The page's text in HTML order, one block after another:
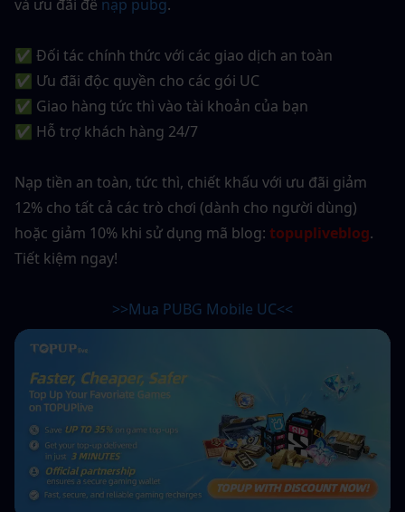
và ưu đãi để nạp pubg.
✅ Đối tác chính thức với các giao dịch an toàn
✅ Ưu đãi độc quyền cho các gói UC
✅ Giao hàng tức thì vào tài khoản của bạn
✅ Hỗ trợ khách hàng 24/7
Nạp tiền an toàn, tức thì, chiết khấu với ưu đãi giảm
12% cho tất cả các trò chơi (dành cho người dùng)
hoặc giảm 10% khi sử dụng mã blog: topupliveblog.
Tiết kiệm ngay!
>>Mua PUBG Mobile UC<<